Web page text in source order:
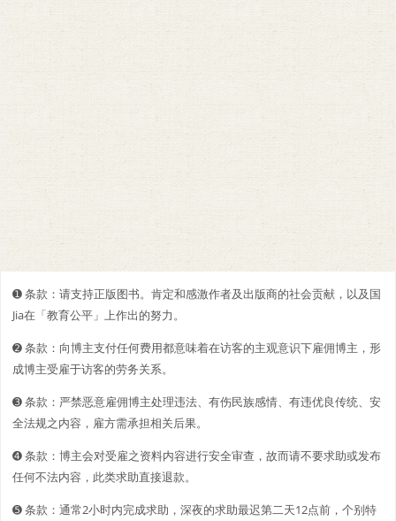
➊️ 条款：请支持正版图书。肯定和感激作者及出版商的社会贡献，以及国
Jia在「教育公平」上作出的努力。
➋️️ 条款：向博主支付任何费用都意味着在访客的主观意识下雇佣博主，形
成博主受雇于访客的劳务关系。
➌ 条款：严禁恶意雇佣博主处理违法、有伤民族感情、有违优良传统、安
全法规之内容，雇方需承担相关后果。
➍ 条款：博主会对受雇之资料内容进行安全审查，故而请不要求助或发布
任何不法内容，此类求助直接退款。
➎ 条款：通常2小时内完成求助，深夜的求助最迟第二天12点前，个别特